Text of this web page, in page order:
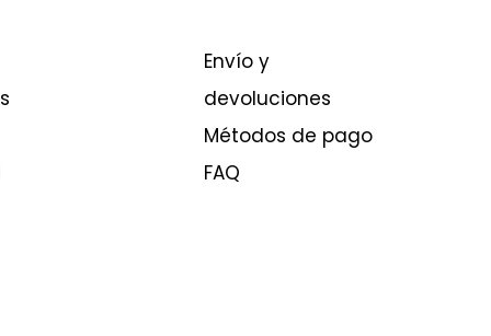
Envío y
devoluciones
Métodos de pago
FAQ